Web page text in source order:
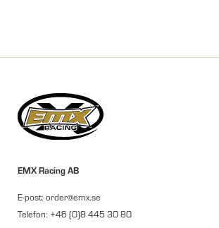
EMX Racing AB
E-post: order@emx.se
Telefon: +46 (0)8 445 30 80